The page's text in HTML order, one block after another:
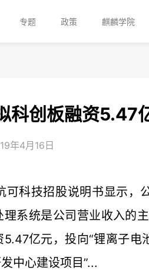
专题 政策 麒麟学院
科创板融资5.47
年4月16日
可科技招股说明书显示，
理系统是公司营业收入的
5.47亿元，投向“锂离子电
发中心建设项目”...